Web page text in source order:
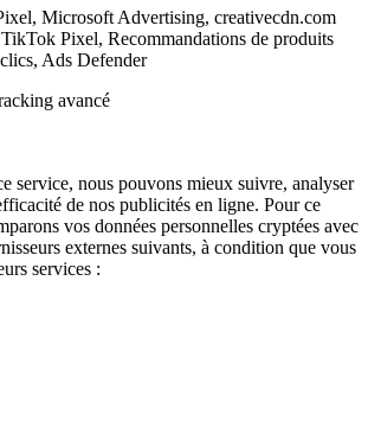
Microsoft Advertising, creativecdn.com
Pixel, Recommandations de produits
Ads Defender
avancé
service, nous pouvons mieux suivre, analyser
de nos publicités en ligne. Pour ce
vos données personnelles cryptées avec
externes suivants, à condition que vous
services :